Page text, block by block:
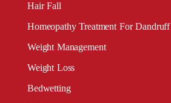
Hair Fall
Homeopathy Treatment For Dandruff
Weight Management
Weight Loss
Bedwetting